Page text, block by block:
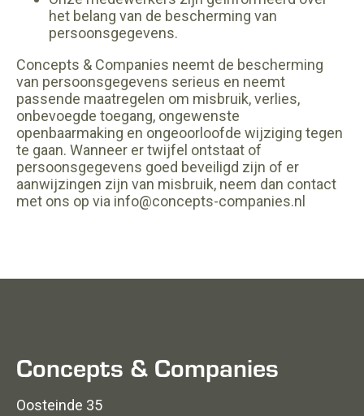
het belang van de bescherming van
persoonsgegevens.
Concepts & Companies neemt de bescherming
van persoonsgegevens serieus en neemt
passende maatregelen om misbruik, verlies,
onbevoegde toegang, ongewenste
openbaarmaking en ongeoorloofde wijziging tegen
te gaan. Wanneer er twijfel ontstaat of
persoonsgegevens goed beveiligd zijn of er
aanwijzingen zijn van misbruik, neem dan contact
met ons op via info@concepts-companies.nl
Concepts & Companies
Oosteinde 35